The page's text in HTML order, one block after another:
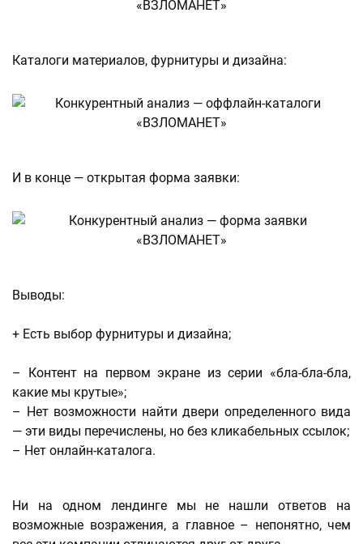
Каталоги материалов, фурнитуры и дизайна:
И в конце — открытая форма заявки:
Выводы:
+ Есть выбор фурнитуры и дизайна;
– Контент на первом экране из серии «бла-бла-бла,
какие мы крутые»;
– Нет возможности найти двери определенного вида
— эти виды перечислены, но без кликабельных ссылок;
– Нет онлайн-каталога.
Ни на одном лендинге мы не нашли ответов на
возможные возражения, а главное – непонятно, чем